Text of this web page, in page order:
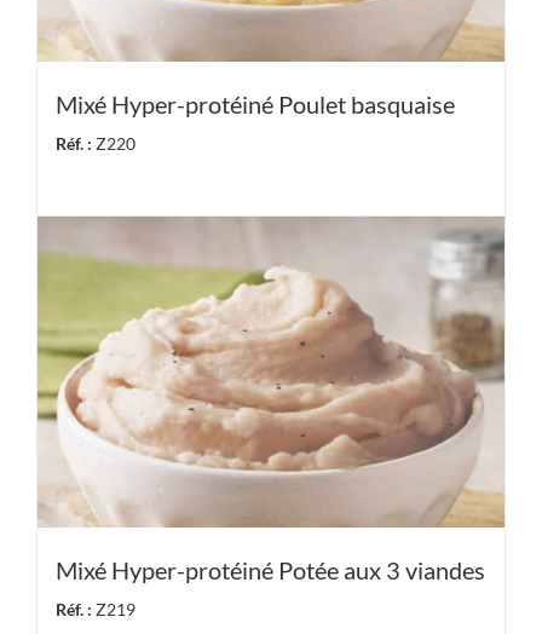
Mixé Hyper-protéiné Poulet basquaise
Réf. : Z220
Mixé Hyper-protéiné Potée aux 3 viandes
Réf. : Z219